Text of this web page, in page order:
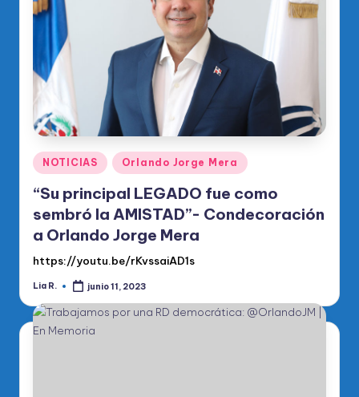
di
o
O
fi
ci
al
d
el
P
R
M
Publicado
en
NOTICIAS Orlando Jorge Mera
“Su principal LEGADO fue como
sembró la AMISTAD”- Condecoración
a Orlando Jorge Mera
https://youtu.be/rKvssaiAD1s
Publicado
Lia R. junio 11, 2023